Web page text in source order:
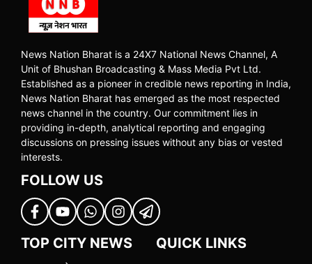
News Nation Bharat is a 24X7 National News Channel, A
Unit of Bhushan Broadcasting & Mass Media Pvt Ltd.
Established as a pioneer in credible news reporting in India,
News Nation Bharat has emerged as the most respected
news channel in the country. Our commitment lies in
providing in-depth, analytical reporting and engaging
discussions on pressing issues without any bias or vested
interests.
FOLLOW US
TOP CITY NEWS QUICK LINKS